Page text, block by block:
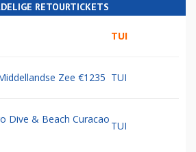
RETOURTICKETS
TUI
Zee €1235 TUI
Dive & Beach Curacao
TUI